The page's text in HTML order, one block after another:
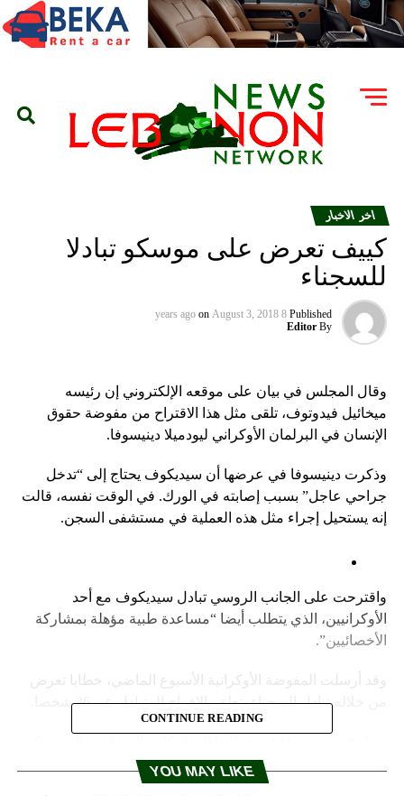
اخر الاخبار
كييف تعرض على موسكو تبادلا
للسجناء
Published
8 years ago
on August 3, 2018
By
Editor
وقال المجلس في بيان على موقعه الإلكتروني إن رئيسه
ميخائيل فيدوتوف، تلقى مثل هذا الاقتراح من مفوضة حقوق
الإنسان في البرلمان الأوكراني ليودميلا دينيسوفا.
وذكرت دينيسوفا في عرضها أن سيديكوف يحتاج إلى “تدخل
جراحي عاجل” بسبب إصابته في الورك. في الوقت نفسه، قالت
إنه يستحيل إجراء مثل هذه العملية في مستشفى السجن.
واقترحت على الجانب الروسي تبادل سيديكوف مع أحد
الأوكرانيين، الذي يتطلب أيضا “مساعدة طبية مؤهلة بمشاركة
الأخصائيين”.
وقد أرسلت المفوضة الأوكرانية الأسبوع الماضي، خطابا تعرض
من خلاله تبادل السجناء يتعلق بالإفراج المتبادل عن 36 شخصا.
في اجتماع فريق الاتصال الثلاثي لمناقشة الزيارات الإنسانية من
أجل التحقق من ظروف احتجاز السجناء.
CONTINUE READING
YOU MAY LIKE